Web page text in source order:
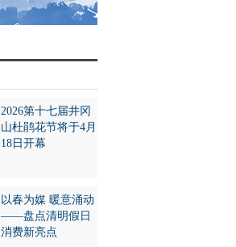
2026第十七届井冈
山杜鹃花节将于4月
18日开幕
以春为媒 暖意涌动
——盘点清明假日
消费新亮点